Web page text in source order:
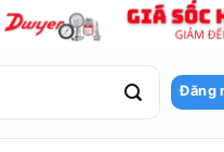
Đăng